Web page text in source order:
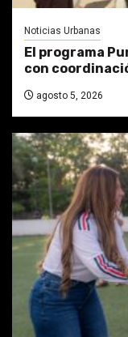
Noticias Urbanas
El programa
con
agosto 5, 2026